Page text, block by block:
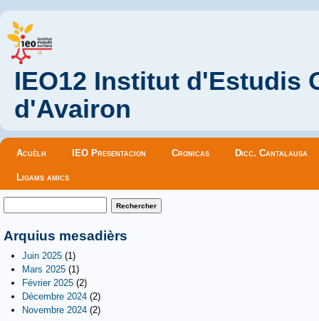
IEO12 Institut d'Estudis
d'Avairon
Menu principal
Acuèlh IEO Presentacion Cronicas Dicc. Cantalausa
Ligams amics
Formulaire de recherche
Arquius mesadièrs
Juin 2025 (1)
Mars 2025 (1)
Février 2025 (2)
Décembre 2024 (2)
Novembre 2024 (2)